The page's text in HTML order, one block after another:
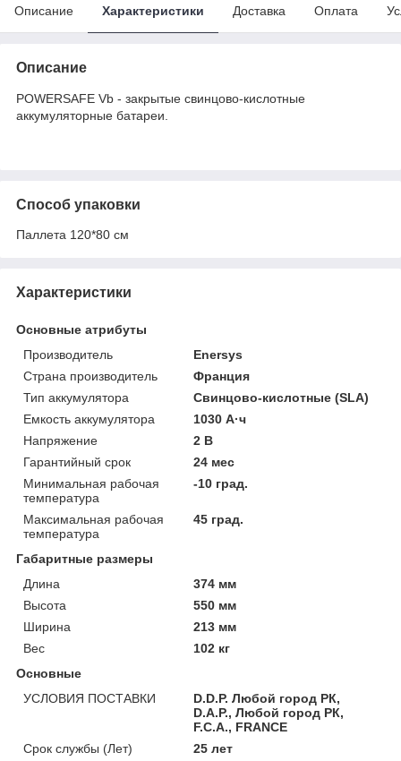
Описание Характеристики Доставка Оплата
Описание
POWERSAFE Vb - закрытые свинцово-кислотные
аккумуляторные батареи.
Способ упаковки
Паллета 120*80 см
Характеристики
Основные атрибуты
Производитель
Enersys
Страна производитель
Франция
Тип аккумулятора
Свинцово-кислотные (SLA)
Емкость аккумулятора
1030 А·ч
Напряжение
2 В
Гарантийный срок
24 мес
Минимальная рабочая
температура
-10 град.
Максимальная рабочая
температура
45 град.
Габаритные размеры
Длина
374 мм
Высота
550 мм
Ширина
213 мм
Вес
102 кг
Основные
УСЛОВИЯ ПОСТАВКИ
D.D.P. Любой город РК,
D.A.P., Любой город РК,
F.C.A., FRANCE
Срок службы (Лет)
25 лет